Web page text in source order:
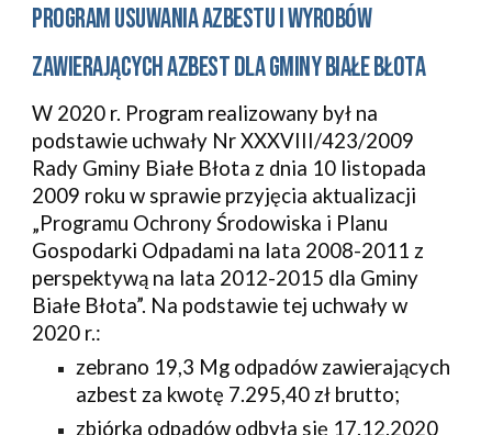
Program usuwania azbestu i wyrobów
zawierających azbest dla gminy białe błota
W 2020 r. Program realizowany był na
podstawie uchwały Nr XXXVIII/423/2009
Rady Gminy Białe Błota z dnia 10 listopada
2009 roku w sprawie przyjęcia aktualizacji
„Programu Ochrony Środowiska i Planu
Gospodarki Odpadami na lata 2008-2011 z
perspektywą na lata 2012-2015 dla Gminy
Białe Błota”. Na podstawie tej uchwały w
2020 r.:
zebrano 19,3 Mg odpadów zawierających
azbest za kwotę 7.295,40 zł brutto;
zbiórka odpadów odbyła się 17.12.2020